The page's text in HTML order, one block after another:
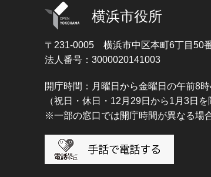
横浜市役所
〒231-0005 横浜市中区本町6丁目50
法人番号：3000020141003
開庁時間：月曜日から金曜日の午前8
（祝日・休日・12月29日から1月3日を
※一部の窓口では開庁時間が異なる場